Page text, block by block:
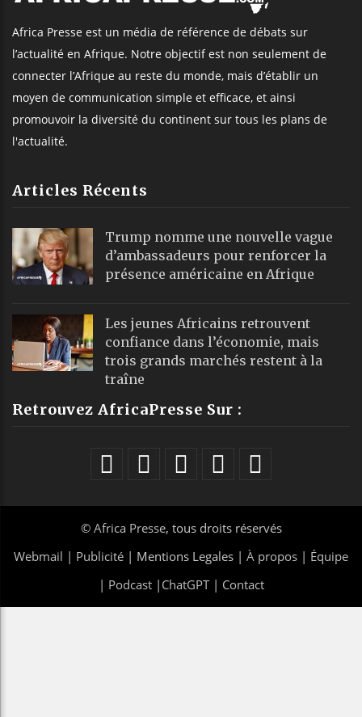
Africa Presse est un média de référence de débats sur
l’actualité en Afrique. Notre objectif est non seulement de
connecter l’Afrique au reste du monde, mais d’établir un
moyen de communication simple et efficace, et ainsi
promouvoir la diversité du continent sur tous les plans de
l'actualité.
Articles Récents
Trump nomme une nouvelle vague
d’ambassadeurs pour renforcer la
présence américaine en Afrique
Les jeunes Africains retrouvent
confiance dans l’économie, mais
trois grands marchés restent à la
traîne
Retrouvez AfricaPresse Sur :
© Africa Presse, tous droits réservés
Webmail | Publicité | Mentions Legales | À propos | Équipe
| Podcast| ChatGPT| Contact